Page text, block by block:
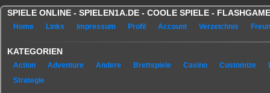
SPIELE ONLINE - SPIELEN1A.DE - COOLE SPIELE -
Home Links Impressum Profil Account Verzeichnis
KATEGORIEN
Action Adventure Andere Brettspiele Casino Customize
Strategie